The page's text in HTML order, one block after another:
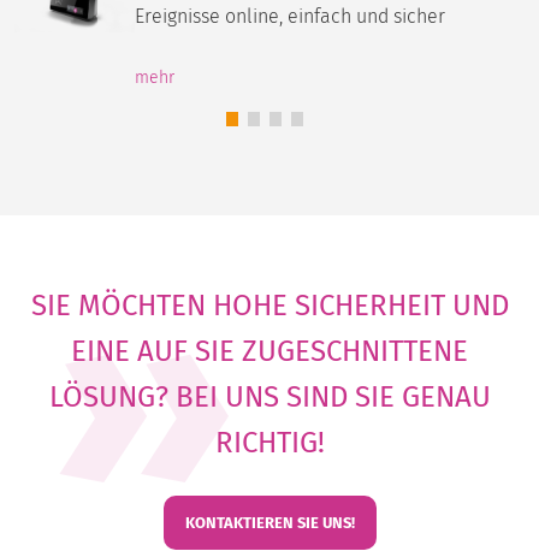
Ereignisse online, einfach und sicher
mehr
SIE MÖCHTEN HOHE SICHERHEIT UND
EINE AUF SIE ZUGESCHNITTENE
LÖSUNG? BEI UNS SIND SIE GENAU
RICHTIG!
KONTAKTIEREN SIE UNS!